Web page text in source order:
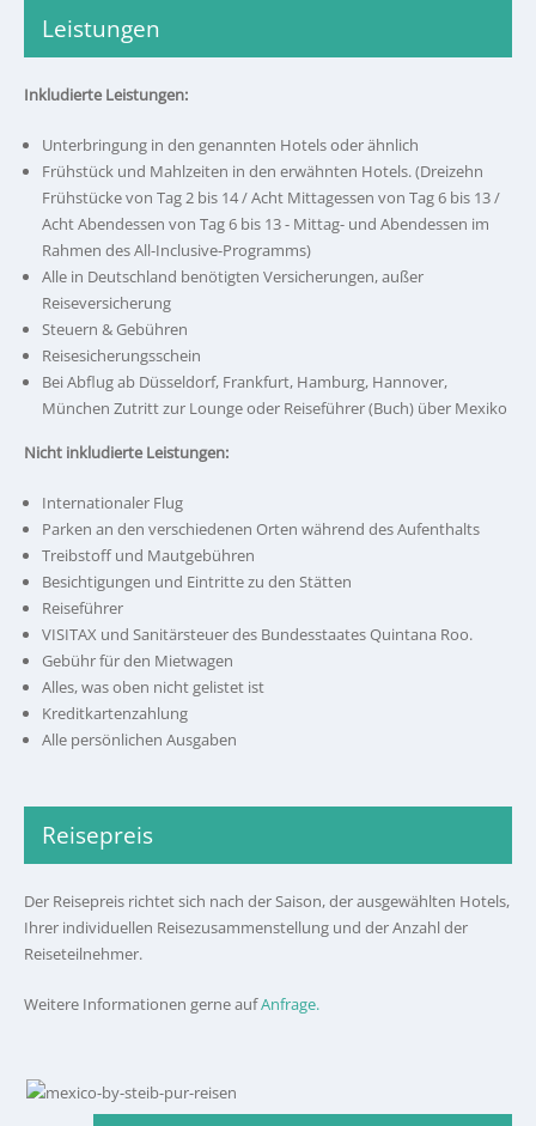
Leistungen
Inkludierte Leistungen:
Unterbringung in den genannten Hotels oder ähnlich
Frühstück und Mahlzeiten in den erwähnten Hotels. (Dreizehn
Frühstücke von Tag 2 bis 14 / Acht Mittagessen von Tag 6 bis 13 /
Acht Abendessen von Tag 6 bis 13 - Mittag- und Abendessen im
Rahmen des All-Inclusive-Programms)
Alle in Deutschland benötigten Versicherungen, außer
Reiseversicherung
Steuern & Gebühren
Reisesicherungsschein
Bei Abflug ab Düsseldorf, Frankfurt, Hamburg, Hannover,
München Zutritt zur Lounge oder Reiseführer (Buch) über Mexiko
Nicht inkludierte Leistungen:
Internationaler Flug
Parken an den verschiedenen Orten während des Aufenthalts
Treibstoff und Mautgebühren
Besichtigungen und Eintritte zu den Stätten
Reiseführer
VISITAX und Sanitärsteuer des Bundesstaates Quintana Roo.
Gebühr für den Mietwagen
Alles, was oben nicht gelistet ist
Kreditkartenzahlung
Alle persönlichen Ausgaben
Reisepreis
Der Reisepreis richtet sich nach der Saison, der ausgewählten Hotels,
Ihrer individuellen Reisezusammenstellung und der Anzahl der
Reiseteilnehmer.
Weitere Informationen gerne aufAnfrage.